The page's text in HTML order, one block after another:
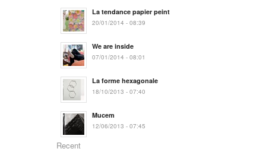
La tendance papier peint
20/01/2014 - 08:39
We are inside
07/01/2014 - 08:01
La forme hexagonale
18/10/2013 - 07:40
Mucem
12/06/2013 - 07:45
Recent